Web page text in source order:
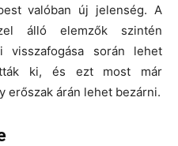
valóban új jelenség. A
álló elemzők szintén
visszafogása során lehet
ki, és ezt most már
erőszak árán lehet bezárni.